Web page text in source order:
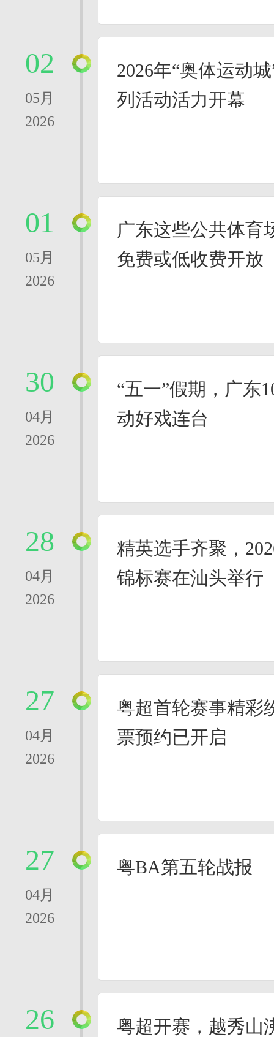
02
05月
2026
2026年“奥体运动
列活动活力开幕
01
05月
2026
广东这些公共体育
免费或低收费开
30
04月
2026
“五一”假期，广东
动好戏连台
28
04月
2026
精英选手齐聚，
锦标赛在汕头举行
27
04月
2026
粤超首轮赛事精彩
票预约已开启
27
04月
2026
粤BA第五轮战报
26
粤超开赛，越秀山